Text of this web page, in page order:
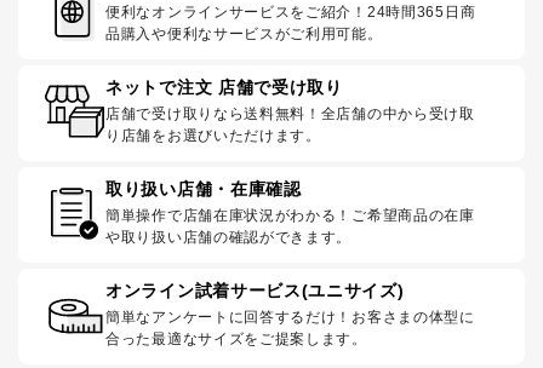
便利なオンラインサービスをご紹介！24時間365日商
品購入や便利なサービスがご利用可能。
ネットで注文 店舗で受け取り
店舗で受け取りなら送料無料！全店舗の中から受け取
り店舗をお選びいただけます。
取り扱い店舗・在庫確認
簡単操作で店舗在庫状況がわかる！ご希望商品の在庫
や取り扱い店舗の確認ができます。
オンライン試着サービス(ユニサイズ)
簡単なアンケートに回答するだけ！お客さまの体型に
合った最適なサイズをご提案します。